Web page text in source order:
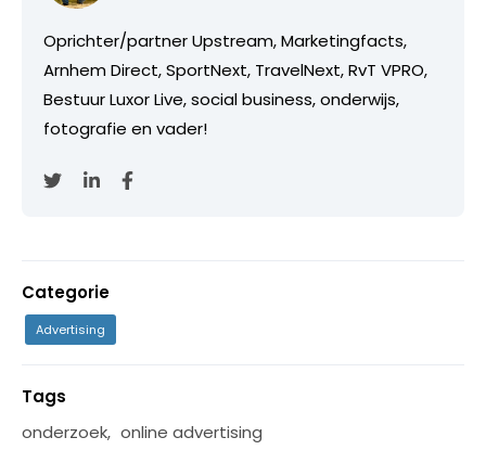
Oprichter/partner Upstream, Marketingfacts,
Arnhem Direct, SportNext, TravelNext, RvT VPRO,
Bestuur Luxor Live, social business, onderwijs,
fotografie en vader!
Categorie
Advertising
Tags
onderzoek, online advertising